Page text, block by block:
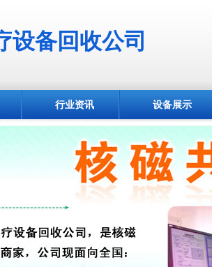
设备回收公司
行业资讯 设备展示